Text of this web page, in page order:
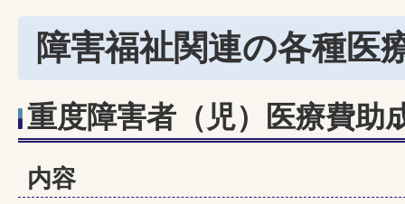
障害福祉関連の各種医
重度障害者（児）医療費助
内容